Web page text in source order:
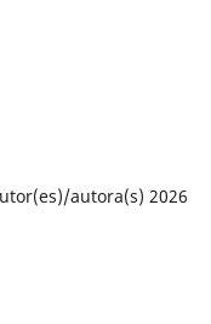
autora(s) 2026